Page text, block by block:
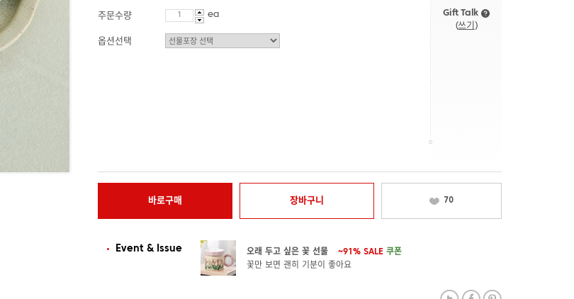
주문수량 ea
옵션선택
Gift Talk
(쓰기 )
바로구매 장바구니 70
Event & Issue 오래 두고 싶은 꽃 선물 ~91% SALE 쿠폰
꽃만 보면 괜히 기분이 좋아요